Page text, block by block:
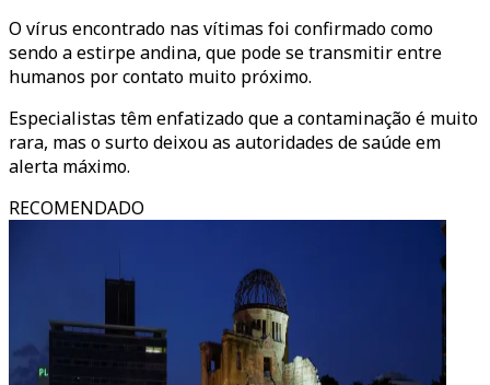
O vírus encontrado nas vítimas foi confirmado como
sendo a estirpe andina, que pode se transmitir entre
humanos por contato muito próximo.
Especialistas têm enfatizado que a contaminação é muito
rara, mas o surto deixou as autoridades de saúde em
alerta máximo.
RECOMENDADO